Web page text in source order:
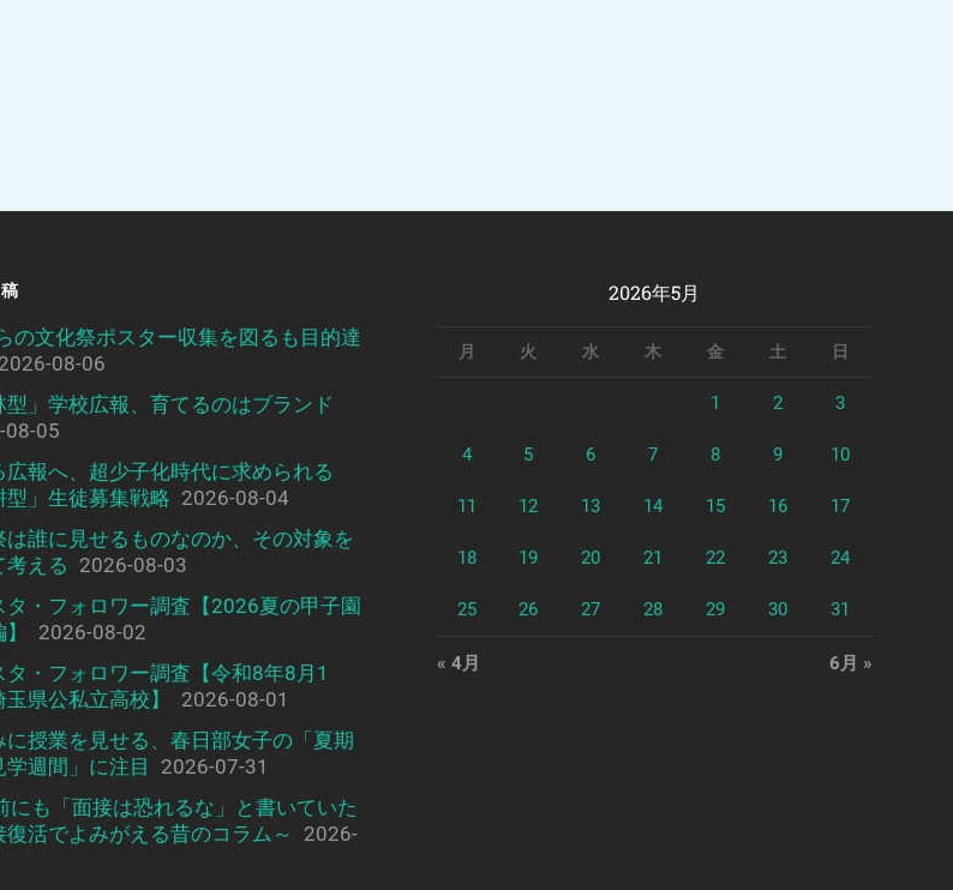
の文化祭ポスター収集を図るも目的達
2026-08-06
型」学校広報、育てるのはブランド
08-05
広報へ、超少子化時代に求められる
型」生徒募集戦略 2026-08-04
は誰に見せるものなのか、その対象を
考える 2026-08-03
タ・フォロワー調査【2026夏の甲子園
2026-08-02
タ・フォロワー調査【令和8年8月1
県公私立高校】
2026-08-01
に授業を見せる、春日部女子の「夏期
学週間」に注目
2026-07-31
にも「面接は恐れるな」と書いていた
復活でよみがえる昔のコラム～
2026-
2026年5月
月 火 水 木 金 土 日
1 2 3
4 5 6 7 8 9 10
11 12 13 14 15 16 17
18 19 20 21 22 23 24
25 26 27 28 29 30 31
« 4月 6月 »